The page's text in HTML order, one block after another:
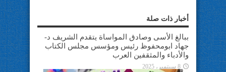
أخبار ذات صلة
ببالغ الأسى وصادق المواساة يتقدم الشريف د-
جهاد ابومحفوظ رئيس ومؤسس مجلس الكتاب
والأدباء والمثقفين العرب
8 سبتمبر، 2025